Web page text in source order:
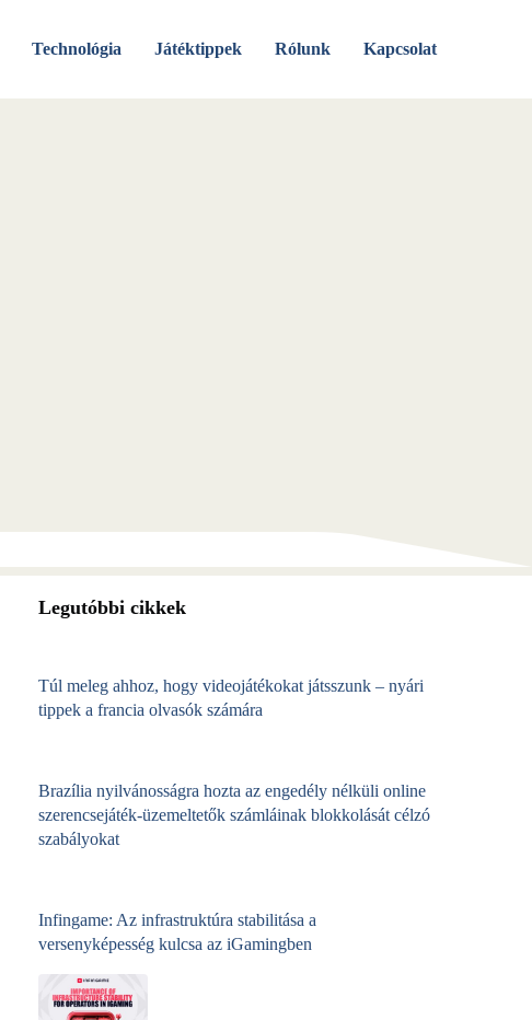
Technológia Játéktippek Rólunk Kapcsolat
Legutóbbi cikkek
Túl meleg ahhoz, hogy videojátékokat játsszunk – nyári
tippek a francia olvasók számára
Brazília nyilvánosságra hozta az engedély nélküli online
szerencsejáték‑üzemeltetők számláinak blokkolását célzó
szabályokat
Infingame: Az infrastruktúra stabilitása a
versenyképesség kulcsa az iGamingben